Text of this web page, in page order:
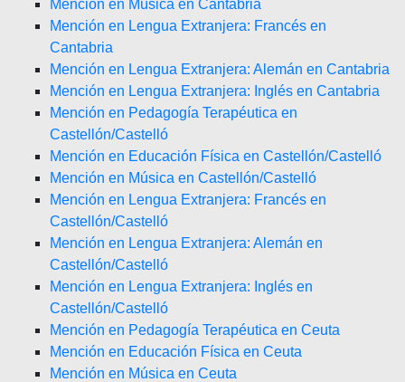
Mención en Música en Cantabria
Mención en Lengua Extranjera: Francés en
Cantabria
Mención en Lengua Extranjera: Alemán en Cantabria
Mención en Lengua Extranjera: Inglés en Cantabria
Mención en Pedagogía Terapéutica en
Castellón/Castelló
Mención en Educación Física en Castellón/Castelló
Mención en Música en Castellón/Castelló
Mención en Lengua Extranjera: Francés en
Castellón/Castelló
Mención en Lengua Extranjera: Alemán en
Castellón/Castelló
Mención en Lengua Extranjera: Inglés en
Castellón/Castelló
Mención en Pedagogía Terapéutica en Ceuta
Mención en Educación Física en Ceuta
Mención en Música en Ceuta